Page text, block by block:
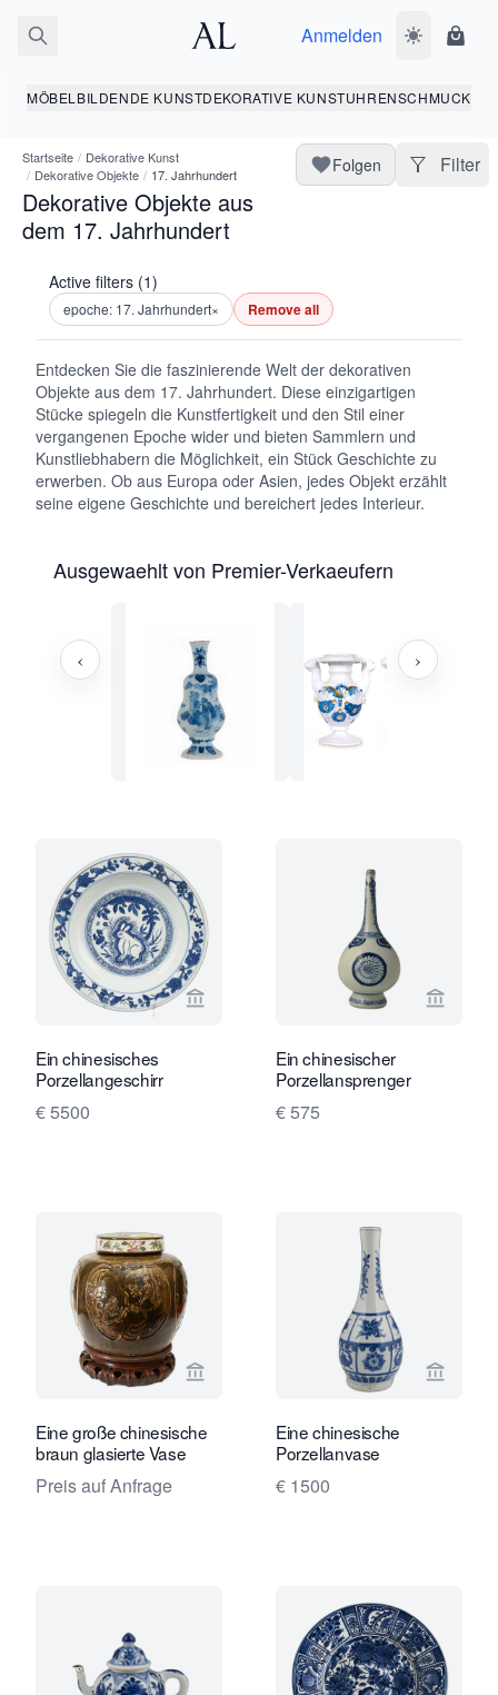
Anmelden
MÖBEL BILDENDE KUNSTDEKORATIVE KUNSTUHRENSCHMUCK
Startseite / Dekorative Kunst
/ Dekorative Objekte / 17. Jahrhundert
Dekorative Objekte aus
dem 17. Jahrhundert
Folgen Filter
Active filters (1)
epoche: 17. Jahrhundert× Remove all
Entdecken Sie die faszinierende Welt der dekorativen
Objekte aus dem 17. Jahrhundert. Diese einzigartigen
Stücke spiegeln die Kunstfertigkeit und den Stil einer
vergangenen Epoche wider und bieten Sammlern und
Kunstliebhabern die Möglichkeit, ein Stück Geschichte zu
erwerben. Ob aus Europa oder Asien, jedes Objekt erzählt
seine eigene Geschichte und bereichert jedes Interieur.
Ausgewaehlt von Premier-Verkaeufern
‹ ›
Verkaeuferseite von Limburg
Ein chinesisches
Porzellangeschirr
€ 5500
Ein chinesischer
Porzellansprenger
€ 575
Verkaeuferseite von Limburg
Eine große chinesische
braun glasierte Vase
Preis auf Anfrage
Eine chinesische
Porzellanvase
€ 1500